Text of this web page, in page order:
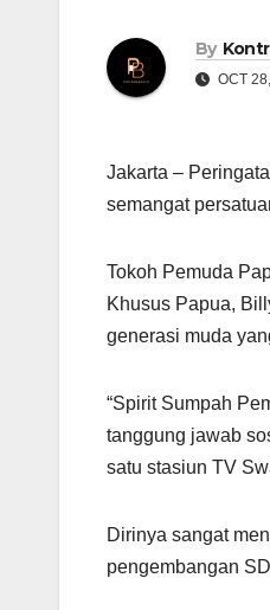
By
OCT
Jakarta –
semangat
Tokoh Pemuda
Khusus Papua,
generasi muda
“Spirit Sumpah
tanggung jawab
satu stasiun TV
Dirinya sangat
pengembangan